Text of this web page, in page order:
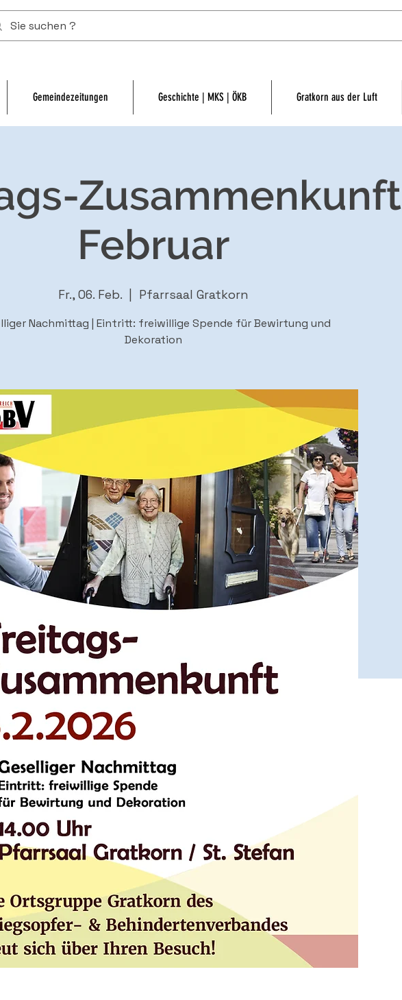
Gemeindezeitungen Geschichte | MKS | ÖKB Gratkorn aus der Luft
Zusammenkunft
Februar
Fr., 06. Feb. Pfarrsaal Gratkorn
Nachmittag | Eintritt: freiwillige Spende für Bewirtung und